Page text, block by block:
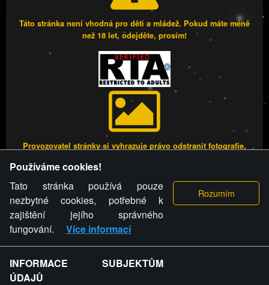
Táto stránka není vhodná pro děti a mládež. Pokud máte méně
než 18 let, odejděte, prosím!
Provozovatel stránky si vyhrazuje právo odstranit fotografie,
stránky týče, ani osoba, která umístila fotografii nebo video na
stránku, nemůže z důvodu odstranění fotografie, videa nebo
komentáře pro výše uvedenou okolnost uplatnit vůči
provozovateli stránky žádný nárok na náhradu škody nebo
nemajetkové újmy.
FREESEX.CZ - to je Vaše každodenní dávka
Používáme cookies!
Tato stránka používá pouze
nezbytné cookies, potřebné k
zajištění jejího správného
fungování.
Více informací
INFORMACE SUBJEKTŮM
ÚDAJŮ